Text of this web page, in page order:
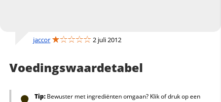
jaccor 2 juli 2012
Voedingswaardetabel
Tip:Bewuster met ingrediënten omgaan? Klik of druk op een